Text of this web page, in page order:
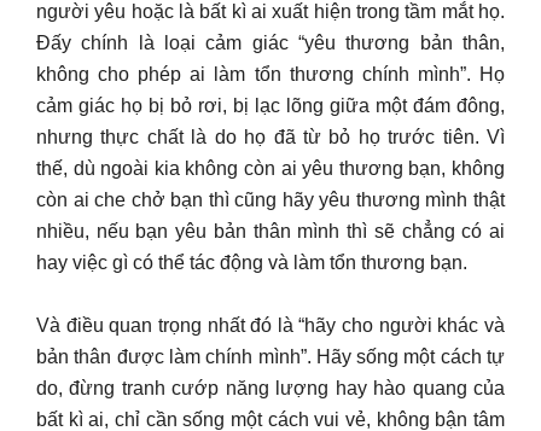
người yêu hoặc là bất kì ai xuất hiện trong tầm mắt họ.
Đấy chính là loại cảm giác “yêu thương bản thân,
không cho phép ai làm tổn thương chính mình”. Họ
cảm giác họ bị bỏ rơi, bị lạc lõng giữa một đám đông,
nhưng thực chất là do họ đã từ bỏ họ trước tiên. Vì
thế, dù ngoài kia không còn ai yêu thương bạn, không
còn ai che chở bạn thì cũng hãy yêu thương mình thật
nhiều, nếu bạn yêu bản thân mình thì sẽ chẳng có ai
hay việc gì có thể tác động và làm tổn thương bạn.
Và điều quan trọng nhất đó là “hãy cho người khác và
bản thân được làm chính mình”. Hãy sống một cách tự
do, đừng tranh cướp năng lượng hay hào quang của
bất kì ai, chỉ cần sống một cách vui vẻ, không bận tâm